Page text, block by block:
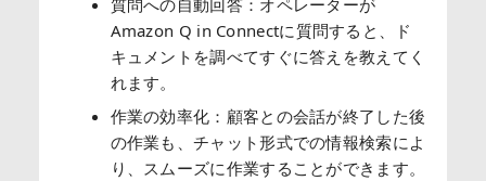
Amazon Q in Connectに質問すると、ド
キュメントを調べてすぐに答えを教えてく
れます。
作業の効率化：顧客との会話が終了した後
の作業も、チャット形式での情報検索によ
り、スムーズに作業することができます。